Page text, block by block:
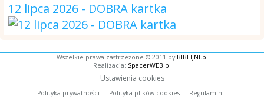
12 lipca 2026 - DOBRA kartka
Wszelkie prawa zastrzeżone © 2011 by BIBLIJNI.pl
Realizacja: SpacerWEB.pl
Ustawienia cookies
Polityka prywatności Polityka plików cookies Regulamin